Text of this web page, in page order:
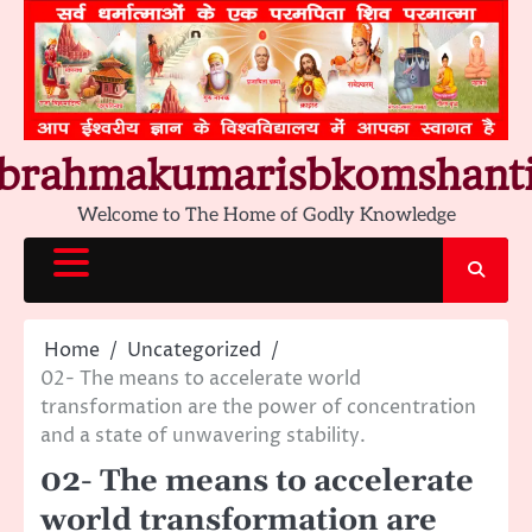
content
Welcome to The Home of Godly Knowledge
Home
Uncategorized
02- The means to accelerate world
transformation are the power of concentration
and a state of unwavering stability.
02- The means to accelerate
world transformation are